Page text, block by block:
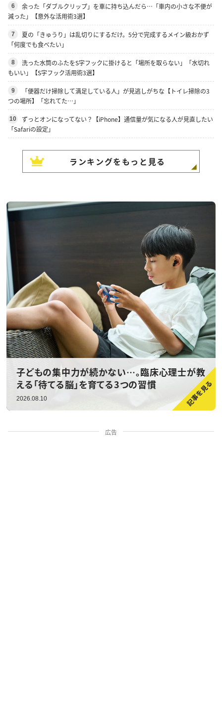
6
余った「ダブルクリップ」を車に持ち込んだら…「車内の小さな不便が
減った」【意外な活用術3選】
7
夏の「きゅうり」は乱切りにするだけ。5分で完成するメイン級おかず
「何度でも食べたい」
8
洗った水筒のふたをS字フックに掛けると「場所を取らない」「水切れ
もいい」【S字フック活用術3選】
9
「便器だけ掃除して満足している人」が見逃しがちな【トイレ掃除の3
つの場所】「忘れてた…」
10
ずっとオンになってない？【iPhone】通信量が気になる人が見直したい
「Safariの設定」
ランキングをもっと見る
子どもの集中力が続かない…。臨床心理士が教
える「待てる脳」を育てる3つの習慣
2026.08.10
広告